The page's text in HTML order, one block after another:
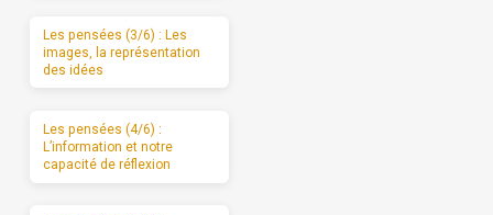
Les pensées (3/6) : Les
images, la représentation
des idées
Les pensées (4/6) :
L’information et notre
capacité de réflexion